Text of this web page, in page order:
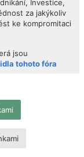
Investice,
za jakýkoliv
ke kompromitaci
jsou
tohoto fóra